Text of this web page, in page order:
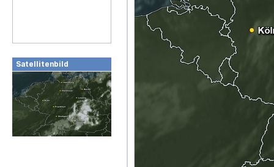
Satellitenbild